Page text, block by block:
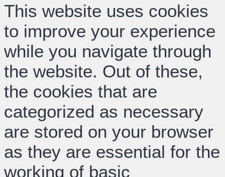
This website uses cookies
to improve your experience
while you navigate through
the website. Out of these,
the cookies that are
categorized as necessary
are stored on your browser
as they are essential for the
working of basic